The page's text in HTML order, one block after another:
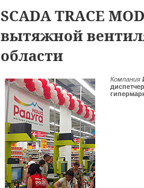
SCADA TRACE
вытяжной
области
Компания